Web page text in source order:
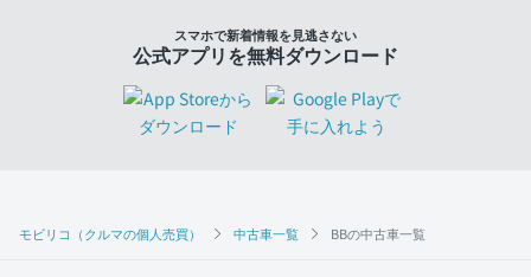
モビリコ（クルマの個人売買） 中古車一覧 BBの中古車一覧
スマホで新着情報を見逃さない
公式アプリを無料ダウンロード